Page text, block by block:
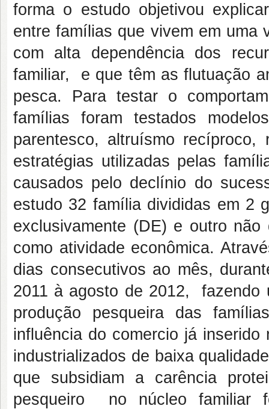
forma o estudo objetivou
entre famílias que vivem em uma
com alta dependência dos
familiar, e que têm as flutuação
pesca. Para testar o
famílias foram testados
parentesco, altruísmo
estratégias utilizadas pelas
causados pelo declínio do
estudo 32 família divididas em 2
exclusivamente (DE) e outro
como atividade econômica.
dias consecutivos ao mês,
2011 à agosto de 2012, fazendo
produção pesqueira das
influência do comercio já
industrializados de baixa
que subsidiam a carência
pesqueiro no núcleo familiar